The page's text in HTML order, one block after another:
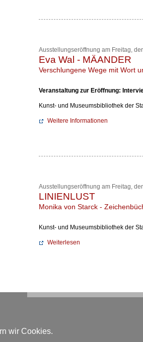
wir Cookies.
Ausstellungseröffnung am Freitag,
Eva Wal - MÄANDER
Verschlungene Wege mit Wort
Veranstaltung zur Eröffnung:
Kunst- und Museumsbibliothek der
Weitere Informationen
Ausstellungseröffnung am Freitag,
LINIENLUST
Monika von Starck -
Kunst- und Museumsbibliothek der
Weiterlesen
50667 Köln